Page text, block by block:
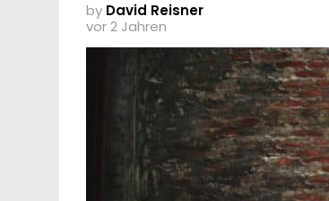
by David Reisner
vor 2 Jahren